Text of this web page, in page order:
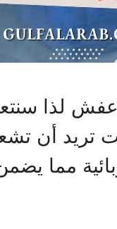
لذا
أن تشعر
مما